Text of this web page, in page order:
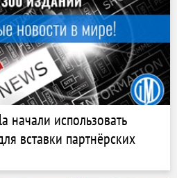
начали использовать
вставки партнёрских